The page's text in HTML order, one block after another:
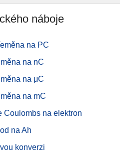
náboje
na PC
na nC
na μC
na mC
Coulombs na elektron
na Ah
konverzi